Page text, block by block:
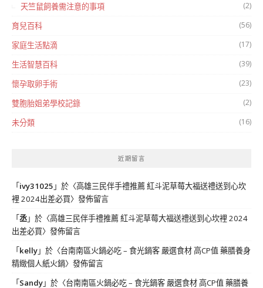
天竺鼠飼養需注意的事項 (2)
育兒百科 (56)
家庭生活點滴 (17)
生活智慧百科 (39)
懷孕取卵手術 (23)
雙胞胎姐弟學校記錄 (2)
未分類 (16)
近期留言
「 ivy31025 」於〈高雄三民伴手禮推薦 紅斗泥草莓大福送禮送到心坎
裡 2024出差必買〉發佈留言
「丞」於〈高雄三民伴手禮推薦 紅斗泥草莓大福送禮送到心坎裡 2024
出差必買〉發佈留言
「 kelly」於〈台南南區火鍋必吃 – 食光鍋客 嚴選食材 高CP值 藥膳養身
精緻個人紙火鍋〉發佈留言
「 Sandy」於〈台南南區火鍋必吃 – 食光鍋客 嚴選食材 高CP值 藥膳養